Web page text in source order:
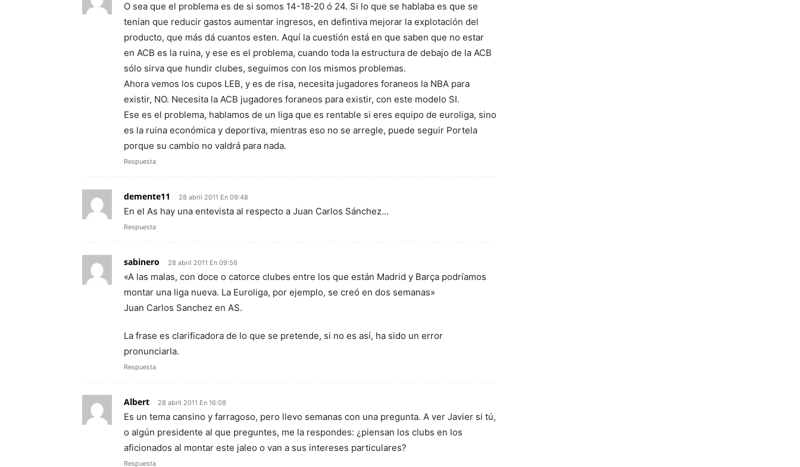
O sea que el problema es de si somos 14-18-20 ó 24. Si lo que se hablaba es que se
tenían que reducir gastos aumentar ingresos, en defintiva mejorar la explotación del
producto, que más dá cuantos esten. Aquí la cuestión está en que saben que no estar
en ACB es la ruina, y ese es el problema, cuando toda la estructura de debajo de la ACB
sólo sirva que hundir clubes, seguimos con los mismos problemas.
Ahora vemos los cupos LEB, y es de risa, necesita jugadores foraneos la NBA para
existir, NO. Necesita la ACB jugadores foraneos para existir, con este modelo SI.
Ese es el problema, hablamos de un liga que es rentable si eres equipo de euroliga, sino
es la ruina económica y deportiva, mientras eso no se arregle, puede seguir Portela
porque su cambio no valdrá para nada.
Respuesta
demente11 28 abril 2011 En 09:48
En el As hay una entevista al respecto a Juan Carlos Sánchez…
Respuesta
sabinero 28 abril 2011 En 09:56
«A las malas, con doce o catorce clubes entre los que están Madrid y Barça podríamos
montar una liga nueva. La Euroliga, por ejemplo, se creó en dos semanas»
Juan Carlos Sanchez en AS.
La frase es clarificadora de lo que se pretende, si no es así, ha sido un error
pronunciarla.
Respuesta
Albert 28 abril 2011 En 16:08
Es un tema cansino y farragoso, pero llevo semanas con una pregunta. A ver Javier si tú,
o algún presidente al que preguntes, me la respondes: ¿piensan los clubs en los
aficionados al montar este jaleo o van a sus intereses particulares?
Respuesta